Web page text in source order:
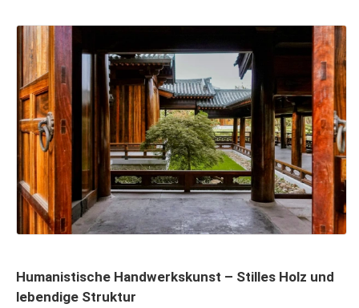
Humanistische Handwerkskunst – Stilles Holz und
lebendige Struktur